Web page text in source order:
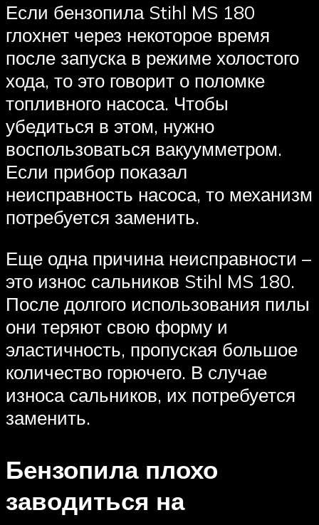
Если бензопила Stihl MS 180
глохнет через некоторое время
после запуска в режиме холостого
хода, то это говорит о поломке
топливного насоса. Чтобы
убедиться в этом, нужно
воспользоваться вакуумметром.
Если прибор показал
неисправность насоса, то механизм
потребуется заменить.
Еще одна причина неисправности –
это износ сальников Stihl MS 180.
После долгого использования пилы
они теряют свою форму и
эластичность, пропуская большое
количество горючего. В случае
износа сальников, их потребуется
заменить.
Бензопила плохо
заводиться на